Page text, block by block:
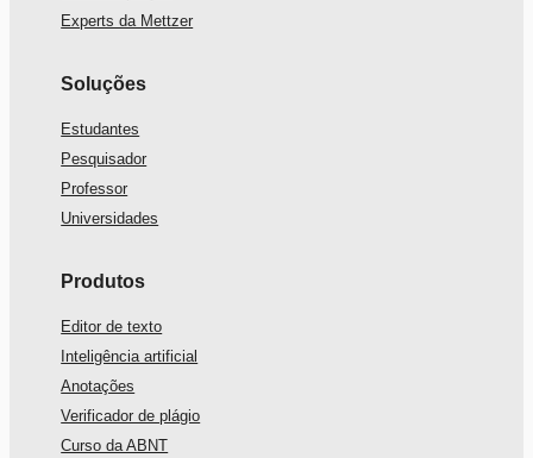
Experts da Mettzer
Soluções
Estudantes
Pesquisador
Professor
Universidades
Produtos
Editor de texto
Inteligência artificial
Anotações
Verificador de plágio
Curso da ABNT